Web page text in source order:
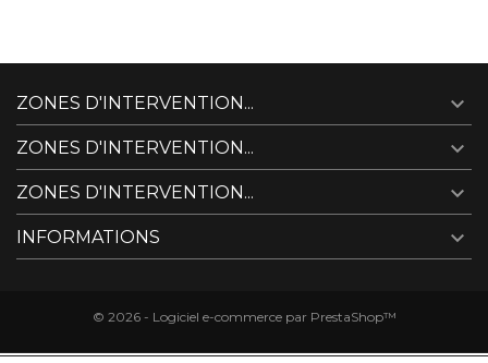
ZONES D'INTERVENTION... 
ZONES D'INTERVENTION... 
ZONES D'INTERVENTION... 
INFORMATIONS 
© 2026 - Logiciel e-commerce par PrestaShop™